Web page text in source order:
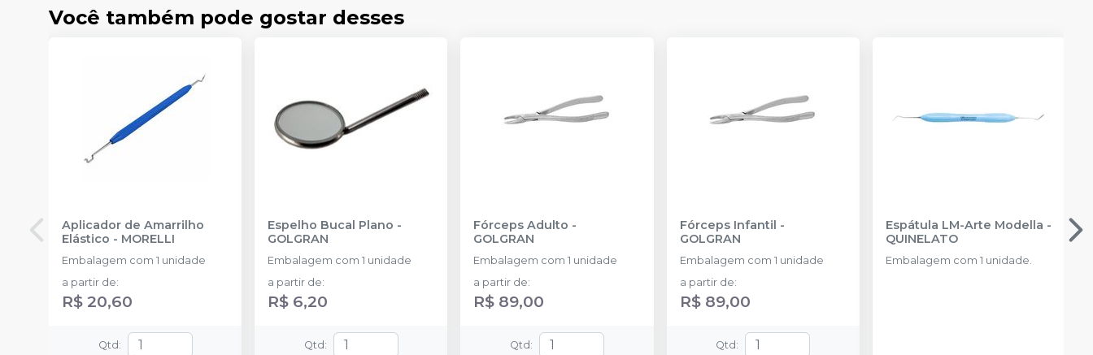
Você também pode gostar desses
Aplicador de Amarrilho
Elástico - MORELLI
Embalagem com 1 unidade
a partir de:
R$ 20,60
Qtd :
Espelho Bucal Plano -
GOLGRAN
Embalagem com 1 unidade
a partir de:
R$ 6,20
Qtd :
Fórceps Adulto -
GOLGRAN
Embalagem com 1 unidade
a partir de:
R$ 89,00
Qtd :
Fórceps Infantil -
GOLGRAN
Embalagem com 1 unidade
a partir de:
R$ 89,00
Qtd :
Espátula LM-Arte Modella -
QUINELATO
Embalagem com 1 unidade.